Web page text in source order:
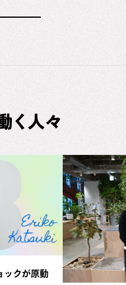
ックが原動